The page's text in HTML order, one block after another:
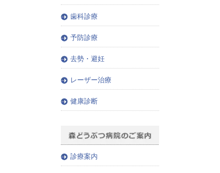
歯科診療
予防診療
去勢・避妊
レーザー治療
健康診断
診療案内